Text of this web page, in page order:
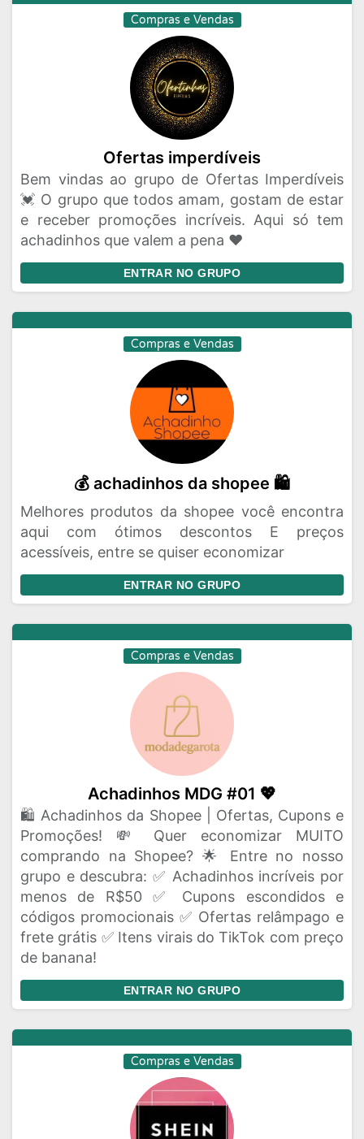
Compras e Vendas
Ofertas imperdíveis
Bem vindas ao grupo de Ofertas Imperdíveis
💓 O grupo que todos amam, gostam de estar
e receber promoções incríveis. Aqui só tem
achadinhos que valem a pena ❤️
ENTRAR NO GRUPO
Compras e Vendas
💰 achadinhos da shopee 🛍️
Melhores produtos da shopee você encontra
aqui com ótimos descontos E preços
acessíveis, entre se quiser economizar
ENTRAR NO GRUPO
Compras e Vendas
Achadinhos MDG #01 💖
🛍️ Achadinhos da Shopee | Ofertas, Cupons e
Promoções! 💸 Quer economizar MUITO
comprando na Shopee? 🌟 Entre no nosso
grupo e descubra: ✅ Achadinhos incríveis por
menos de R$50 ✅ Cupons escondidos e
códigos promocionais ✅ Ofertas relâmpago e
frete grátis ✅ Itens virais do TikTok com preço
de banana!
ENTRAR NO GRUPO
Compras e Vendas